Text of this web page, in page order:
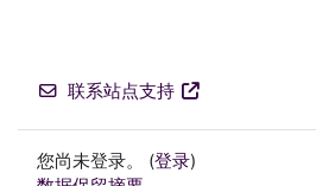
联系站点支持
您尚未登录。 (登录)